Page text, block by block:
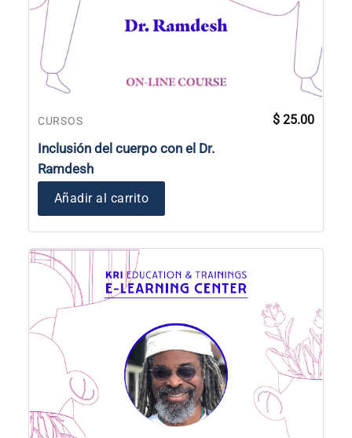
CURSOS
Inclusión del cuerpo con el Dr.
Ramdesh
$ 25.00
Añadir al carrito